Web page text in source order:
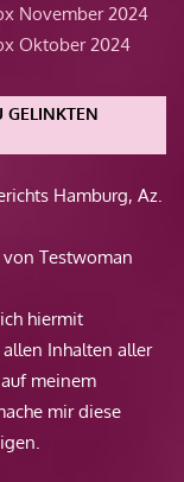
November 2024
Oktober 2024
GELINKTEN
Hamburg, Az.
Testwoman
hiermit
Inhalten aller
meinem
mir diese